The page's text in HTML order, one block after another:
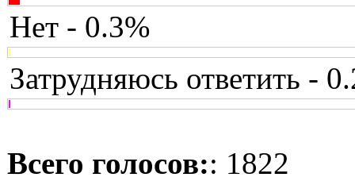
Нет - 0.3%
Затрудняюсь ответить -
Всего голосов:: 1822